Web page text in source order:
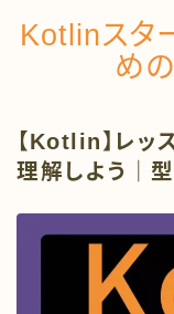
Kotlinスタ
め
トップページ
Kotlinの開発環境
レッスン１：基礎
【Kotlin】レッ
理解しよう｜